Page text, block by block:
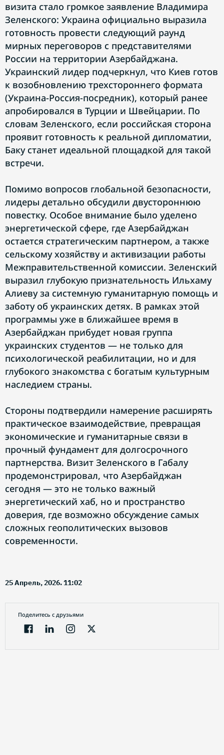
визита стало громкое заявление Владимира
Зеленского: Украина официально выразила
готовность провести следующий раунд
мирных переговоров с представителями
России на территории Азербайджана.
Украинский лидер подчеркнул, что Киев готов
к возобновлению трехстороннего формата
(Украина-Россия-посредник), который ранее
апробировался в Турции и Швейцарии. По
словам Зеленского, если российская сторона
проявит готовность к реальной дипломатии,
Баку станет идеальной площадкой для такой
встречи.
Помимо вопросов глобальной безопасности,
лидеры детально обсудили двустороннюю
повестку. Особое внимание было уделено
энергетической сфере, где Азербайджан
остается стратегическим партнером, а также
сельскому хозяйству и активизации работы
Межправительственной комиссии. Зеленский
выразил глубокую признательность Ильхаму
Алиеву за системную гуманитарную помощь и
заботу об украинских детях. В рамках этой
программы уже в ближайшее время в
Азербайджан прибудет новая группа
украинских студентов — не только для
психологической реабилитации, но и для
глубокого знакомства с богатым культурным
наследием страны.
Стороны подтвердили намерение расширять
практическое взаимодействие, превращая
экономические и гуманитарные связи в
прочный фундамент для долгосрочного
партнерства. Визит Зеленского в Габалу
продемонстрировал, что Азербайджан
сегодня — это не только важный
энергетический хаб, но и пространство
доверия, где возможно обсуждение самых
сложных геополитических вызовов
современности.
25 Апрель, 2026. 11:02
Поделитесь с друзьями